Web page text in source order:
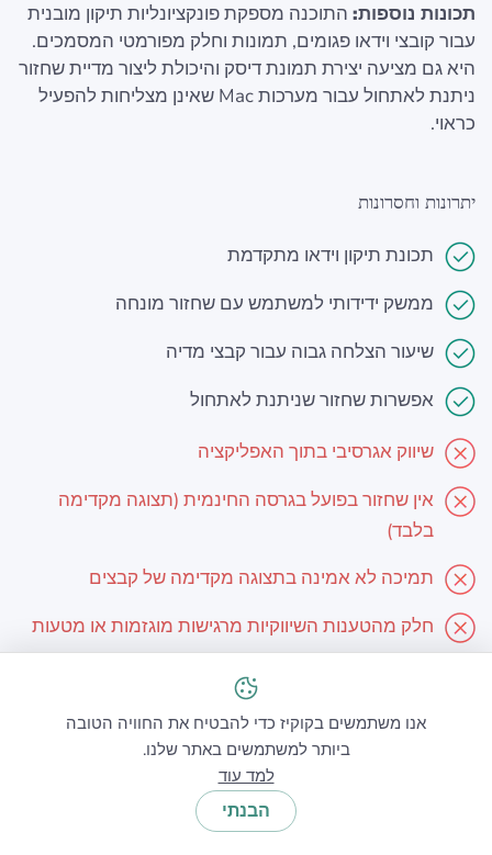
תכונות נוספות: התוכנה מספקת פונקציונליות תיקון מובנית
עבור קובצי וידאו פגומים, תמונות וחלק מפורמטי המסמכים.
היא גם מציעה יצירת תמונת דיסק והיכולת ליצור מדיית שחזור
ניתנת לאתחול עבור מערכות Mac שאינן מצליחות להפעיל
כראוי.
יתרונות וחסרונות
תכונת תיקון וידאו מתקדמת
ממשק ידידותי למשתמש עם שחזור מונחה
שיעור הצלחה גבוה עבור קבצי מדיה
אפשרות שחזור שניתנת לאתחול
שיווק אגרסיבי בתוך האפליקציה
אין שחזור בפועל בגרסה החינמית (תצוגה מקדימה
בלבד)
תמיכה לא אמינה בתצוגה מקדימה של קבצים
חלק מהטענות השיווקיות מרגישות מוגזמות או מטעות
אנו משתמשים בקוקיז כדי להבטיח את החוויה הטובה
ביותר למשתמשים באתר שלנו.
למד עוד
הבנתי